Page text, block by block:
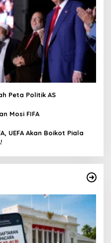
Peta Politik AS
Mosi FIFA
UEFA Akan Boikot Piala